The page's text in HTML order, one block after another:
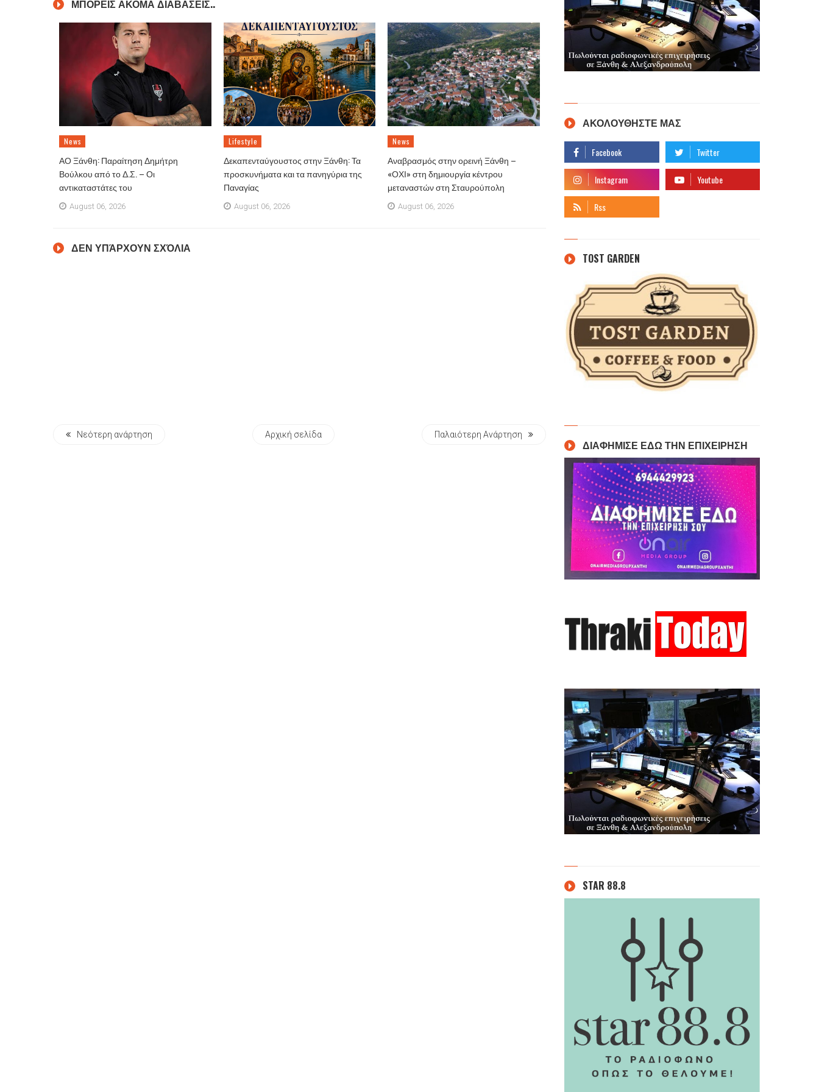
ΜΠΟΡΕΙΣ ΑΚΟΜΑ ΔΙΑΒΑΣΕΙΣ..
News
ΑΟ Ξάνθη: Παραίτηση Δημήτρη
Βούλκου από το Δ.Σ. – Οι
αντικαταστάτες του
August 06, 2026
Lifestyle
Δεκαπενταύγουστος στην Ξάνθη: Τα
προσκυνήματα και τα πανηγύρια της
Παναγίας
August 06, 2026
News
Αναβρασμός στην ορεινή Ξάνθη –
«ΟΧΙ» στη δημιουργία κέντρου
μεταναστών στη Σταυρούπολη
August 06, 2026
ΔΕΝ ΥΠΆΡΧΟΥΝ ΣΧΌΛΙΑ
Νεότερη ανάρτηση Αρχική σελίδα Παλαιότερη Ανάρτηση
ΑΚΟΛΟΥΘΗΣΤΕ ΜΑΣ
TOST GARDEN
ΔΙΑΦΗΜΙΣΕ ΕΔΩ ΤΗΝ ΕΠΙΧΕΙΡΗΣΗ
STAR 88.8